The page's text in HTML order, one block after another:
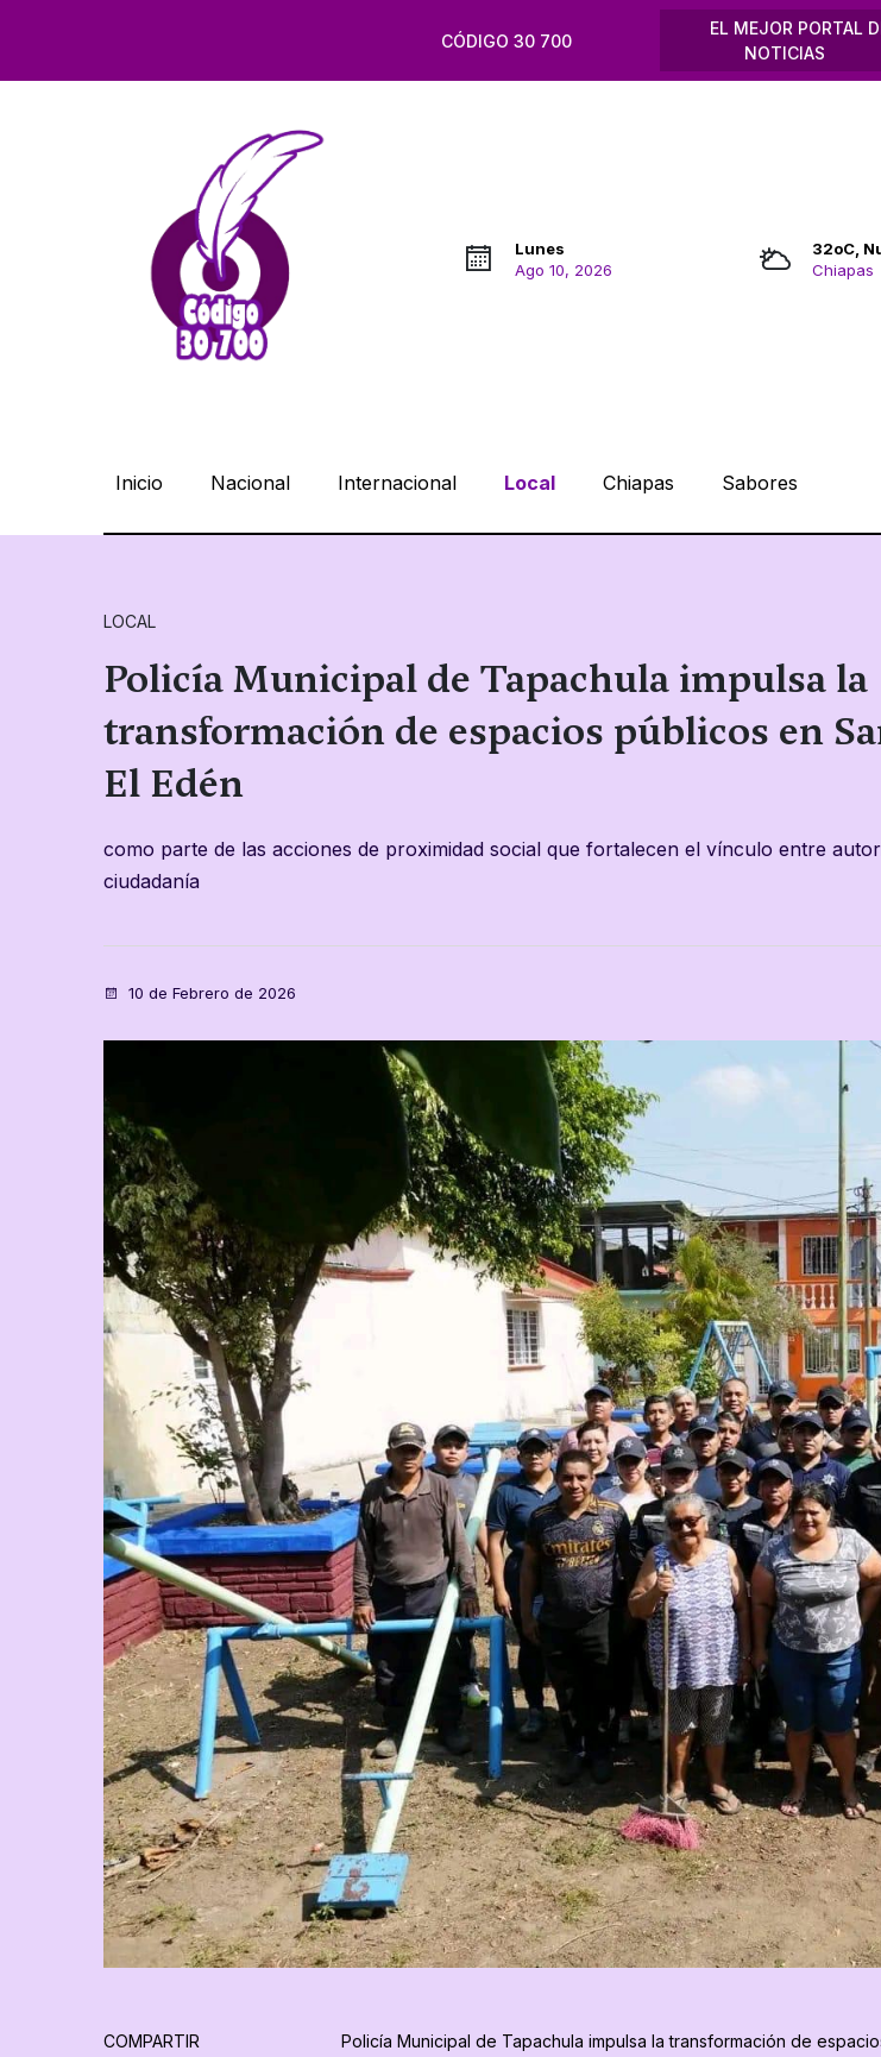
CÓDIGO 30 700
EL MEJOR PORTAL
NOTICIAS
Lunes
Ago 10, 2026
32oC,
Chiapas
Inicio Nacional Internacional Local Chiapas Sabores
LOCAL
Policía Municipal de Tapachula impulsa la
transformación de espacios públicos en
El Edén
como parte de las acciones de proximidad social que fortalecen el vínculo entre
ciudadanía
10 de Febrero de 2026
COMPARTIR
Policía Municipal de Tapachula impulsa la transformación de